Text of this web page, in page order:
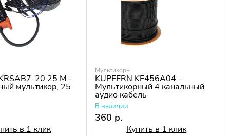
20 25 M -
мультикор, 25
в 1 клик
Мультикоры
KUPFERN KF456A04 -
Мультикорный 4 канальный
аудио кабель
В наличии
360 р.
Купить в 1 клик